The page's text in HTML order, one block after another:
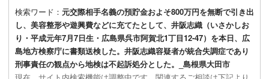
検索ワード： 元交際相手名義の預貯金およそ800万円を無断で引き出
し、美容整形や遊興費などに充てたとして、井阪志織（いさかしお
り・平成元年7月7日生・広島県呉市阿賀北1丁目12-47）を本日、広
島地方検察庁に書類送検した。井阪志織容疑者が統合失調症であり
刑事責任の観点から地検は不起訴処分とした。_島根県大田市